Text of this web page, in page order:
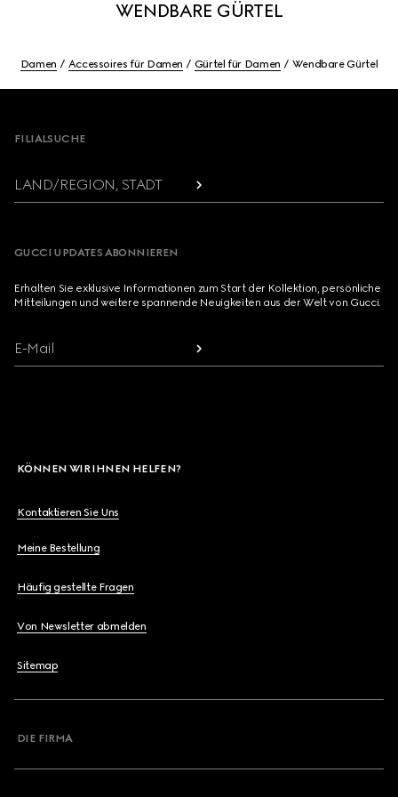
WENDBARE GÜRTEL
Damen Accessoires für Damen Gürtel für Damen Wendbare Gürtel
FILIALSUCHE
LAND/REGION, STADT
GUCCI UPDATES ABONNIEREN
Erhalten Sie exklusive Informationen zum Start der Kollektion, persönliche
Mitteilungen und weitere spannende Neuigkeiten aus der Welt von Gucci.
E-Mail
KÖNNEN WIR IHNEN HELFEN?
Kontaktieren Sie Uns
Meine Bestellung
Häufig gestellte Fragen
Von Newsletter abmelden
Sitemap
DIE FIRMA